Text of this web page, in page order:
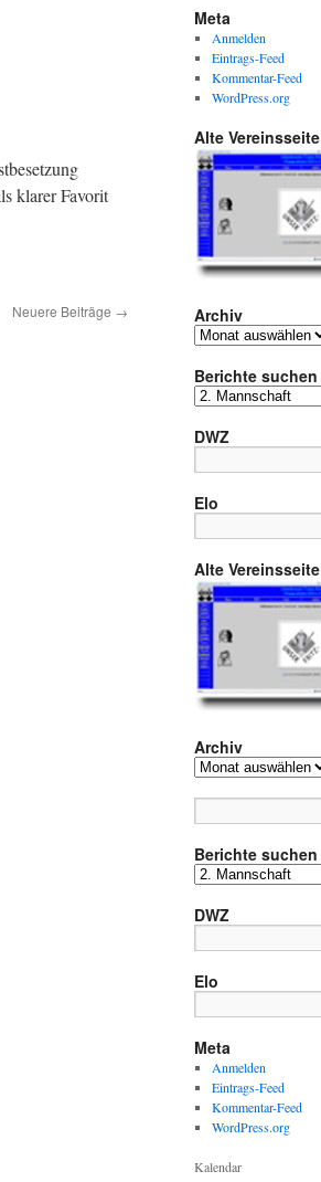
klarer Favorit
Neuere Beiträge →
Meta
Anmelden
Eintrags-Feed
Kommentar-Feed
WordPress.org
Alte Vereinsseite
Archiv
Archiv
Berichte suchen
Berichte
DWZ
Elo
Alte Vereinsseite
Archiv
Archiv
Berichte suchen
Berichte
DWZ
Elo
Meta
Anmelden
Eintrags-Feed
Kommentar-Feed
WordPress.org
Kalendar